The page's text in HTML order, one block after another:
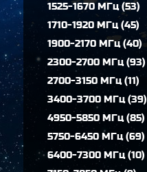
1525-1670 МГц(53)
1710-1920 МГц(45)
1900-2170 МГц(40)
2300-2700 МГц(93)
2700-3150 МГц(11)
3400-3700 МГц(39)
4950-5850 МГц(85)
5750-6450 МГц(69)
6400-7300 МГц(10)